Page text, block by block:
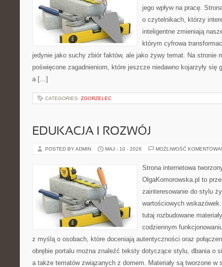
jego wpływ na pracę.
o czytelnikach, którzy
inteligentne zmieniają
którym cyfrowa
jedynie jako suchy zbiór faktów, ale jako żywy temat. Na stronie
poświęcone zagadnieniom, które jeszcze niedawno kojarzyły się
a […]
CATEGORIES: ZGORZELEC
EDUKACJA I ROZWÓJ
POSTED BY ADMIN MAJ - 10 - 2026 MOŻLIWOŚĆ
Strona internetowa
OlgaKomorowska.pl to
zainteresowanie do stylu
wartościowych
tutaj rozbudowane
codziennym
z myślą o osobach, które doceniają autentyczności oraz
obrębie portalu można znaleźć teksty dotyczące stylu, dbania o
a także tematów związanych z domem. Materiały są tworzone